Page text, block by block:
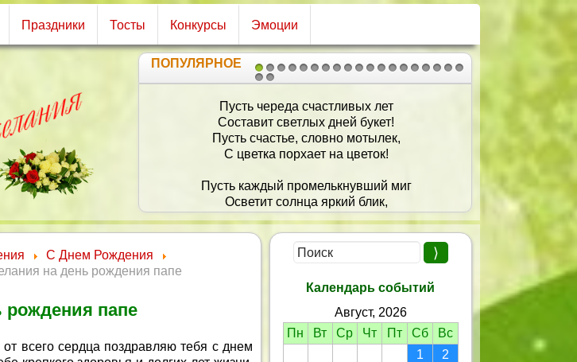
Праздники Тосты Конкурсы Эмоции
1 2
2021
ПОПУЛЯРНОЕ
Нам не зачем желать тебе здоровья,
Оно всегда в порядке у тебя.
Тебе желаем с искренней любовью,
От бед и от невзгод беречь себя.
Чтобы во всем достигнул совершенства
Твой сильный и могучий дух,
Веселья, счастья, вечного блаженства
И много радости вокруг!
С Днем Рождения
на день рождения папе
рождения папе
всего сердца поздравляю тебя с днем
Календарь событий
Август, 2026
Пн
Вт Ср Чт Пт Сб
Вс
1
2